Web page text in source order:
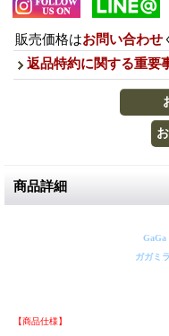
販売価格はお問い合わせ
返品特約に関する重要
商品詳細
GaGa
ガガミ
【商品仕様】